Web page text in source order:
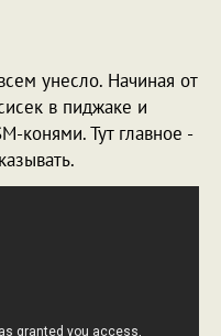
унесло. Начиная от
в пиджаке и
конями. Тут главное -